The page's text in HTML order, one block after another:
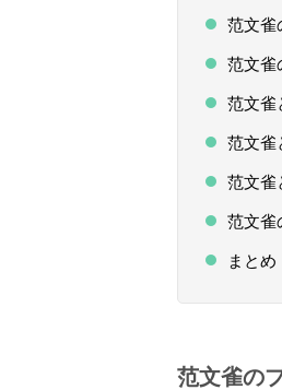
范文
范文
范文雀
范文雀
范文雀
范文雀
まとめ
范文雀の